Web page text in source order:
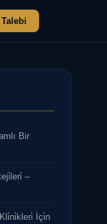
Bir
–
İçi̇n